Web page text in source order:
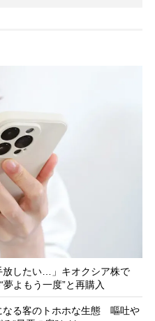
放したい…」キオクシア株で
よもう一度”と再購入
なる客のトホホな生態 嘔吐や